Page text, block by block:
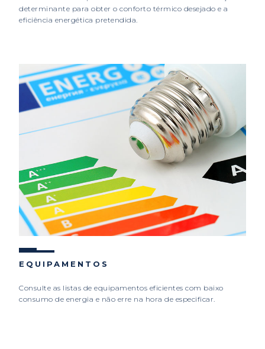
determinante para obter o conforto térmico desejado e a
eficiência energética pretendida.
EQUIPAMENTOS
Consulte as listas de equipamentos eficientes com baixo
consumo de energia e não erre na hora de especificar.